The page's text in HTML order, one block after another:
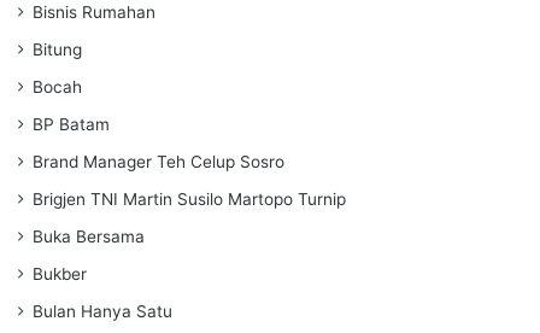
Bisnis Rumahan
Bitung
Bocah
BP Batam
Brand Manager Teh Celup Sosro
Brigjen TNI Martin Susilo Martopo Turnip
Buka Bersama
Bukber
Bulan Hanya Satu